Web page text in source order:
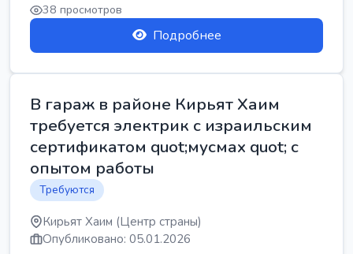
38 просмотров
Подробнее
В гараж в районе Кирьят Хаим
требуется электрик с израильским
сертификатом quot;мусмах quot; с
опытом работы
Требуются
Кирьят Хаим (Центр страны)
Опубликовано: 05.01.2026